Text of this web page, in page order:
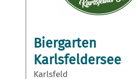
Biergarten
Karlsfeldersee
Karlsfeld